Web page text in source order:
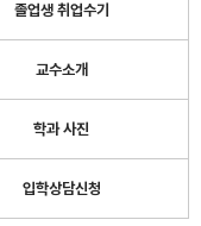
졸업생 취업수기
교수소개
학과 사진
입학상담신청